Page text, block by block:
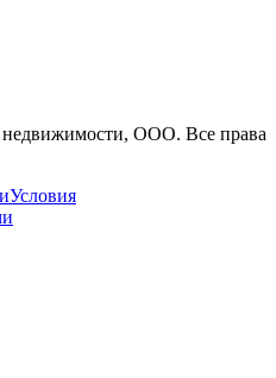
недвижимости, ООО. Все права
Условия